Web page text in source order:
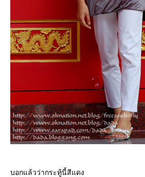
บอกแล้วว่ากระทู้นี้สีแดง